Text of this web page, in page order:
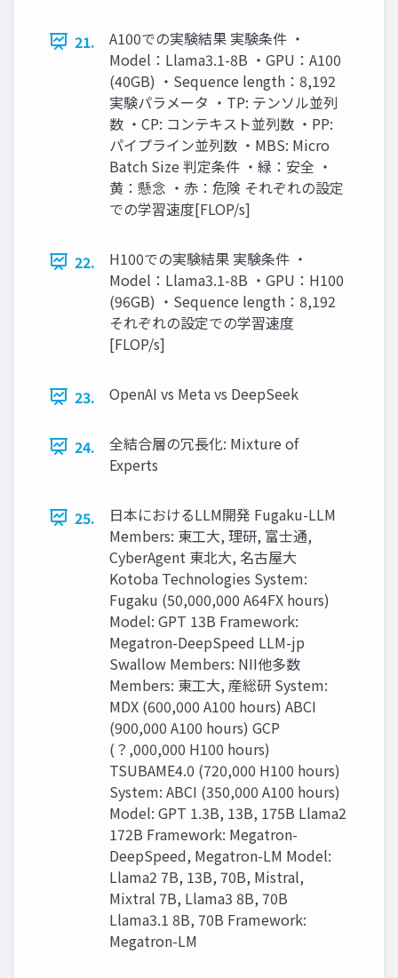
21.
A100での実験結果 実験条件 ・
Model：Llama3.1-8B ・GPU：A100
(40GB) ・Sequence length：8,192
実験パラメータ ・TP: テンソル並列
数 ・CP: コンテキスト並列数 ・PP:
パイプライン並列数 ・MBS: Micro
Batch Size 判定条件 ・緑：安全 ・
黄：懸念 ・赤：危険 それぞれの設定
での学習速度[FLOP/s]
22.
H100での実験結果 実験条件 ・
Model：Llama3.1-8B ・GPU：H100
(96GB) ・Sequence length：8,192
それぞれの設定での学習速度
[FLOP/s]
23. OpenAI vs Meta vs DeepSeek
24.
全結合層の冗長化: Mixture of
Experts
25.
日本におけるLLM開発 Fugaku-LLM
Members: 東工大, 理研, 富士通,
CyberAgent 東北大, 名古屋大
Kotoba Technologies System:
Fugaku (50,000,000 A64FX hours)
Model: GPT 13B Framework:
Megatron-DeepSpeed LLM-jp
Swallow Members: NII他多数
Members: 東工大, 産総研 System:
MDX (600,000 A100 hours) ABCI
(900,000 A100 hours) GCP
(？,000,000 H100 hours)
TSUBAME4.0 (720,000 H100 hours)
System: ABCI (350,000 A100 hours)
Model: GPT 1.3B, 13B, 175B Llama2
172B Framework: Megatron-
DeepSpeed, Megatron-LM Model:
Llama2 7B, 13B, 70B, Mistral,
Mixtral 7B, Llama3 8B, 70B
Llama3.1 8B, 70B Framework:
Megatron-LM